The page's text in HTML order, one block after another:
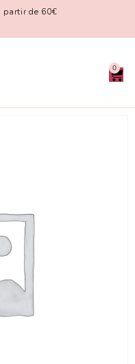
partir de 60€
0